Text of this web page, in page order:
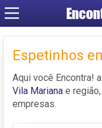
Espetinhos
Aqui você Encontra!
Vila Mariana e
empresas.